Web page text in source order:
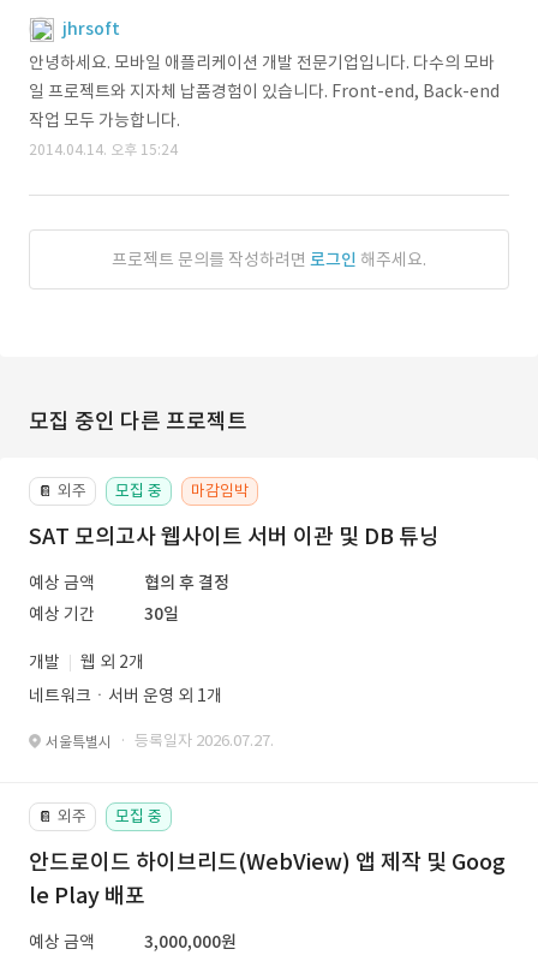
jhrsoft
안녕하세요. 모바일 애플리케이션 개발 전문기업입니다. 다수의 모바
일 프로젝트와 지자체 납품경험이 있습니다. Front-end, Back-end
작업 모두 가능합니다.
2014.04.14. 오후 15:24
프로젝트 문의를 작성하려면 로그인 해주세요.
모집 중인 다른 프로젝트
📔 외주 모집 중 마감임박
SAT 모의고사 웹사이트 서버 이관 및 DB 튜닝
예상 금액
협의 후 결정
예상 기간
30일
개발
웹 외 2개
네트워크ㆍ서버 운영 외 1개
서울특별시 · 등록일자 2026.07.27.
📔 외주 모집 중
안드로이드 하이브리드(WebView) 앱 제작 및 Goog
le Play 배포
예상 금액
3,000,000원